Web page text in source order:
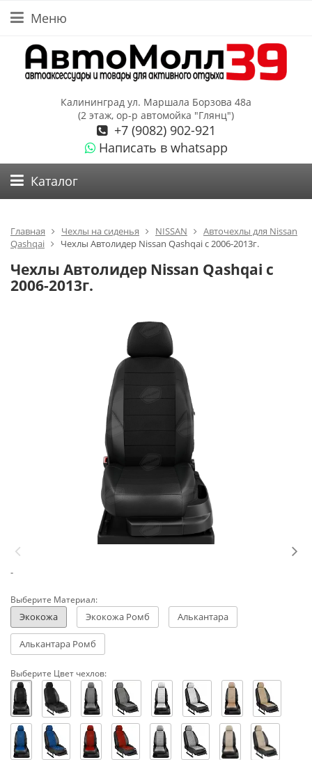
Меню
Калининград ул. Маршала Борзова 48а
(2 этаж, ор-р автомойка "Глянц")
+7 (9082) 902-921
Написать в whatsapp
Каталог
Главная Чехлы на сиденья NISSAN
Авточехлы для Nissan
Qashqai
Чехлы Автолидер Nissan Qashqai с 2006-2013г.
Чехлы Автолидер Nissan Qashqai с
2006-2013г.
-
Выберите Материал:
Экокожа Экокожа Ромб Алькантара
Алькантара Ромб
Выберите Цвет чехлов: